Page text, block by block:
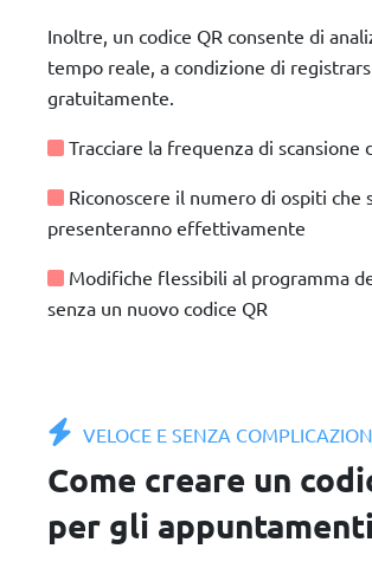
Inoltre, un codice QR consente di
tempo reale, a condizione di
gratuitamente.
Tracciare la frequenza di scansione
Riconoscere il numero di ospiti che
presenteranno effettivamente
Modifiche flessibili al programma
senza un nuovo codice QR
VELOCE E SENZA
Come creare un
per gli appuntamenti